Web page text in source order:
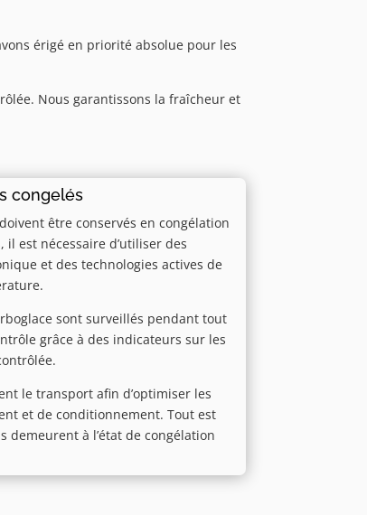
érigé en priorité absolue pour les
Nous garantissons la fraîcheur et
congelés
être conservés en congélation
est nécessaire d’utiliser des
et des technologies actives de
sont surveillés pendant tout
grâce à des indicateurs sur les
le transport afin d’optimiser les
et de conditionnement. Tout est
à l’état de congélation